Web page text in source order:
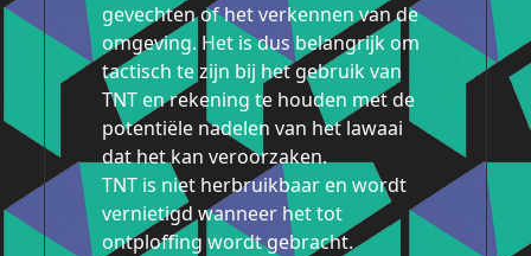
gevechten of het verkennen van de
omgeving. Het is dus belangrijk om
tactisch te zijn bij het gebruik van
TNT en rekening te houden met de
potentiële nadelen van het lawaai
dat het kan veroorzaken.
TNT is niet herbruikbaar en wordt
vernietigd wanneer het tot
ontploffing wordt gebracht.